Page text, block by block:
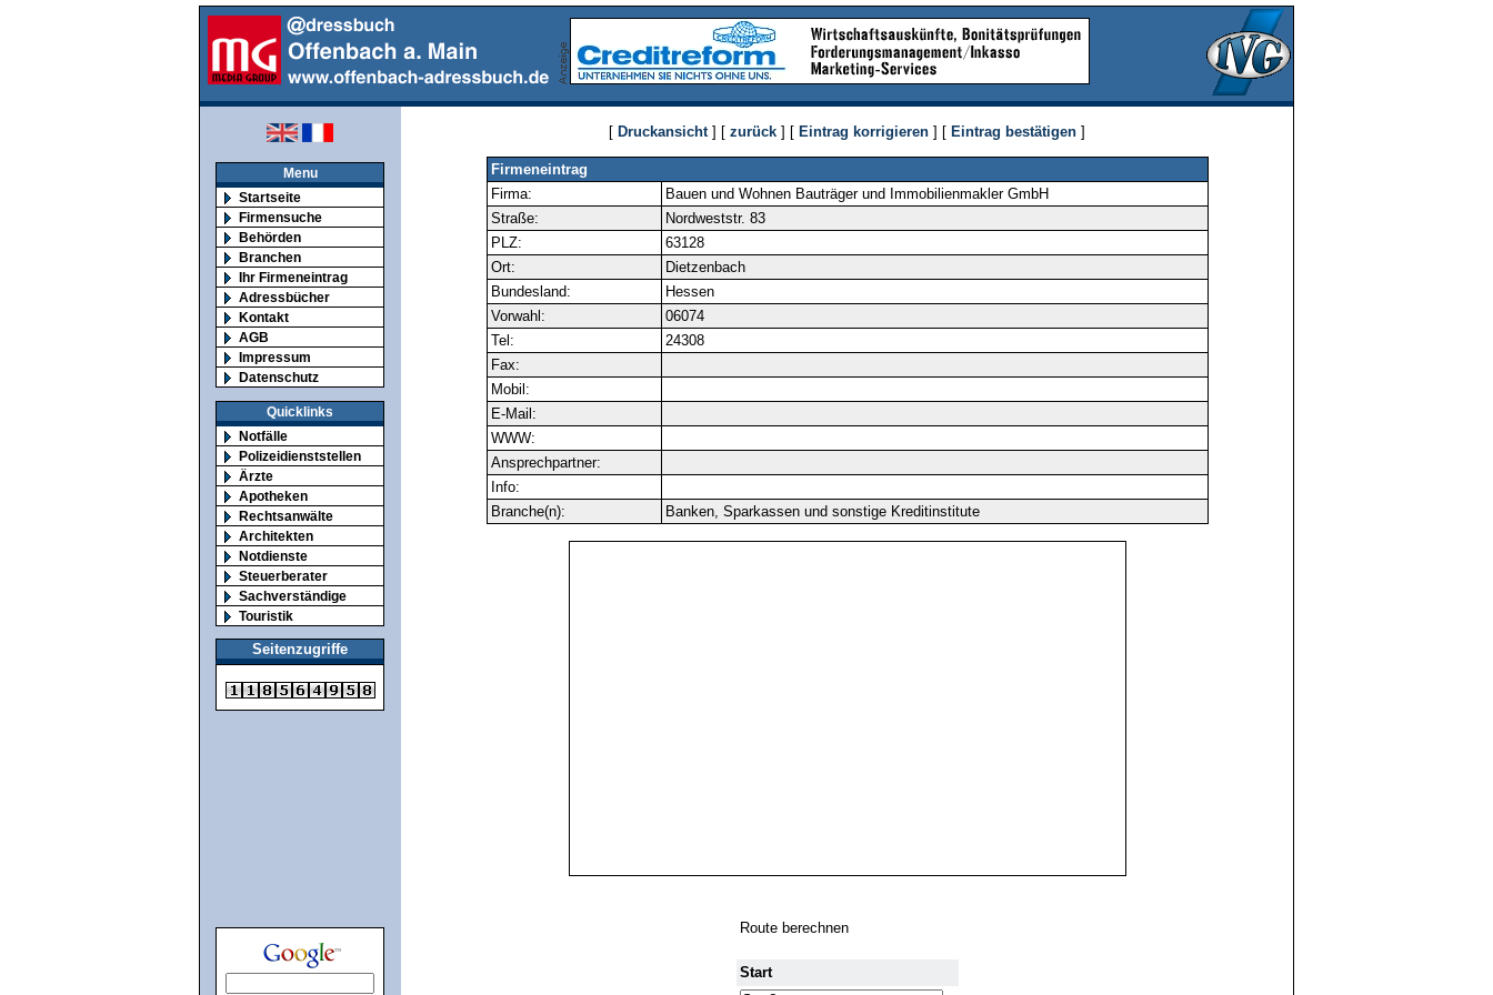
Menu
Startseite
Firmensuche
Behörden
Branchen
Ihr Firmeneintrag
Adressbücher
Kontakt
AGB
Impressum
Datenschutz
Quicklinks
Notfälle
Polizeidienststellen
Ärzte
Apotheken
Rechtsanwälte
Architekten
Notdienste
Steuerberater
Sachverständige
Touristik
Seitenzugriffe
[ Druckansicht] [ zurück ] [ Eintrag korrigieren ] [ Eintrag bestätigen ]
Firmeneintrag
Firma:
Bauen und Wohnen Bauträger und Immobilienmakler GmbH
Straße:
Nordweststr. 83
PLZ:
63128
Ort:
Dietzenbach
Bundesland:
Hessen
Vorwahl:
06074
Tel:
24308
Fax:
Mobil:
E-Mail:
WWW:
Ansprechpartner:
Info:
Branche(n):
Banken, Sparkassen und sonstige Kreditinstitute
Route berechnen
Start